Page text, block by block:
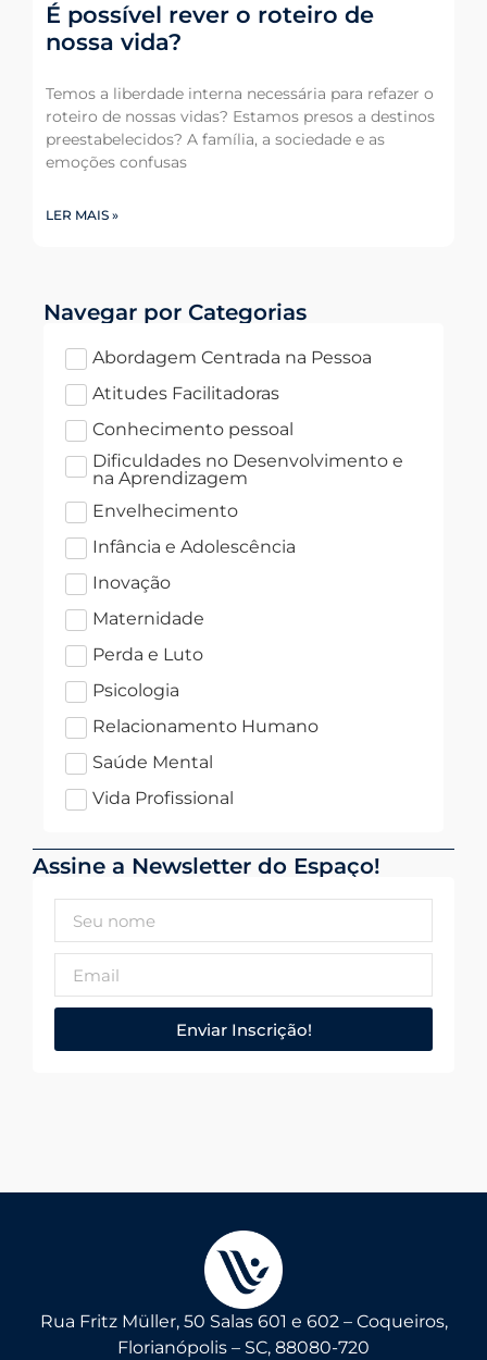
É possível rever o roteiro de
nossa vida?
Temos a liberdade interna necessária para refazer o
roteiro de nossas vidas? Estamos presos a destinos
preestabelecidos? A família, a sociedade e as
emoções confusas
LER MAIS »
Navegar por Categorias
Abordagem Centrada na Pessoa
Atitudes Facilitadoras
Conhecimento pessoal
Dificuldades no Desenvolvimento e
na Aprendizagem
Envelhecimento
Infância e Adolescência
Inovação
Maternidade
Perda e Luto
Psicologia
Relacionamento Humano
Saúde Mental
Vida Profissional
Assine a Newsletter do Espaço!
Enviar Inscrição!
Rua Fritz Müller, 50 Salas 601 e 602 – Coqueiros,
Florianópolis – SC, 88080-720